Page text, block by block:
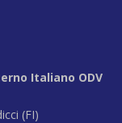
Italiano ODV
(FI)